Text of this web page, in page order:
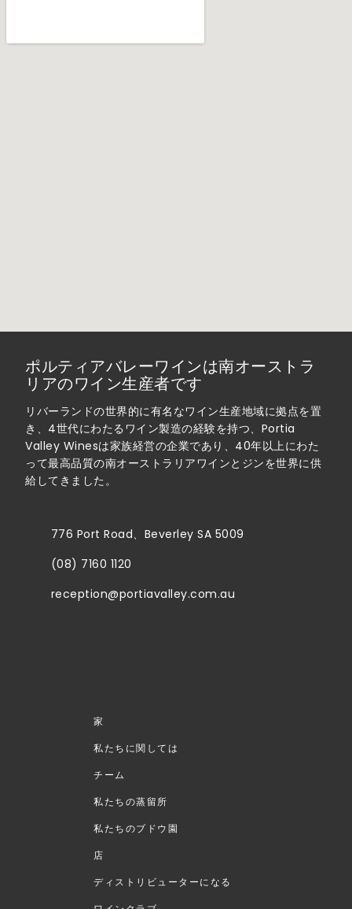
ポルティアバレーワインは南オーストラ
リアのワイン生産者です
リバーランドの世界的に有名なワイン生産地域に拠点を置
き、4世代にわたるワイン製造の経験を持つ、Portia
Valley Winesは家族経営の企業であり、40年以上にわた
って最高品質の南オーストラリアワインとジンを世界に供
給してきました。
776 Port Road、Beverley SA 5009
(08) 7160 1120
reception@portiavalley.com.au
家
私たちに関しては
チーム
私たちの蒸留所
私たちのブドウ園
店
ディストリビューターになる